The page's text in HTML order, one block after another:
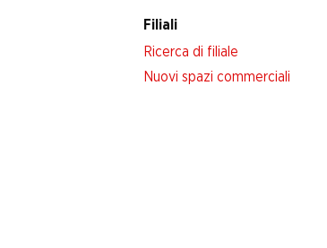
Filiali
Ricerca di filiale
Nuovi spazi commerciali